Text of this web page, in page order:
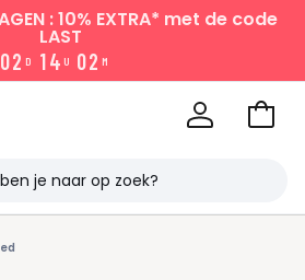
: 10% EXTRA* met de code
LAST
02 D 14 U 02 M
Naar